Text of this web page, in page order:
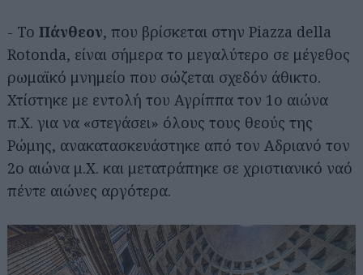
- Το Πάνθεον, που βρίσκεται στην Piazza della
Rotonda, είναι σήμερα το μεγαλύτερο σε μέγεθος
ρωμαϊκό μνημείο που σώζεται σχεδόν άθικτο.
Χτίστηκε με εντολή του Αγρίππα τον 1ο αιώνα
π.Χ. για να «στεγάσει» όλους τους θεούς της
Ρώμης, ανακατασκευάστηκε από τον Αδριανό τον
2ο αιώνα μ.Χ. και μετατράπηκε σε χριστιανικό ναό
πέντε αιώνες αργότερα.